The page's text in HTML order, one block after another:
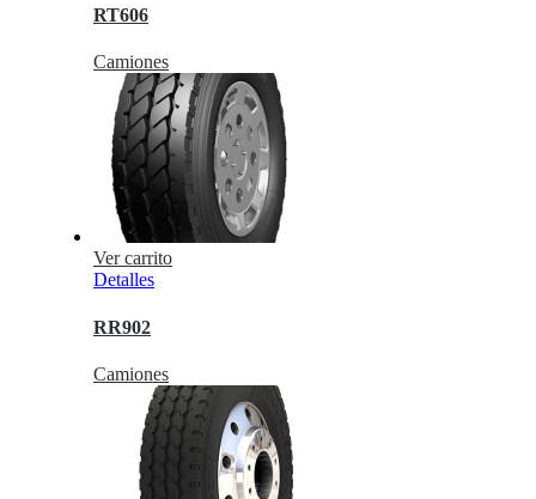
RT606
Camiones
Ver carrito
Detalles
RR902
Camiones